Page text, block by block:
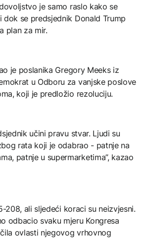
je samo raslo kako se
se predsjednik Donald Trump
plan za mir.
je poslanika Gregory Meeks iz
u Odboru za vanjske poslove
koji je predložio rezoluciju.
učini pravu stvar. Ljudi su
rata koji je odabrao - patnje na
patnje u supermarketima”, kazao
208, ali sljedeći koraci su neizvjesni.
odbacio svaku mjeru Kongresa
ovlasti njegovog vrhovnog